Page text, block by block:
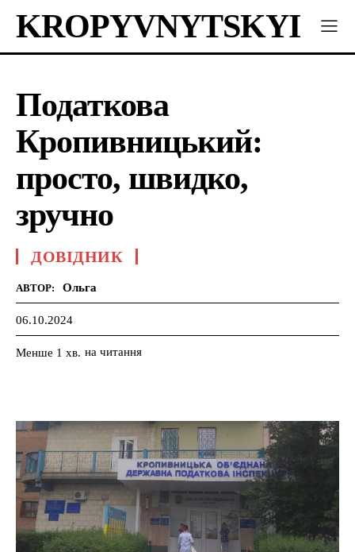
KROPYVNYTSKYI
Податкова
Кропивницький:
просто, швидко,
зручно
ДОВІДНИК
АВТОР: Ольга
06.10.2024
Менше 1 хв. на читання